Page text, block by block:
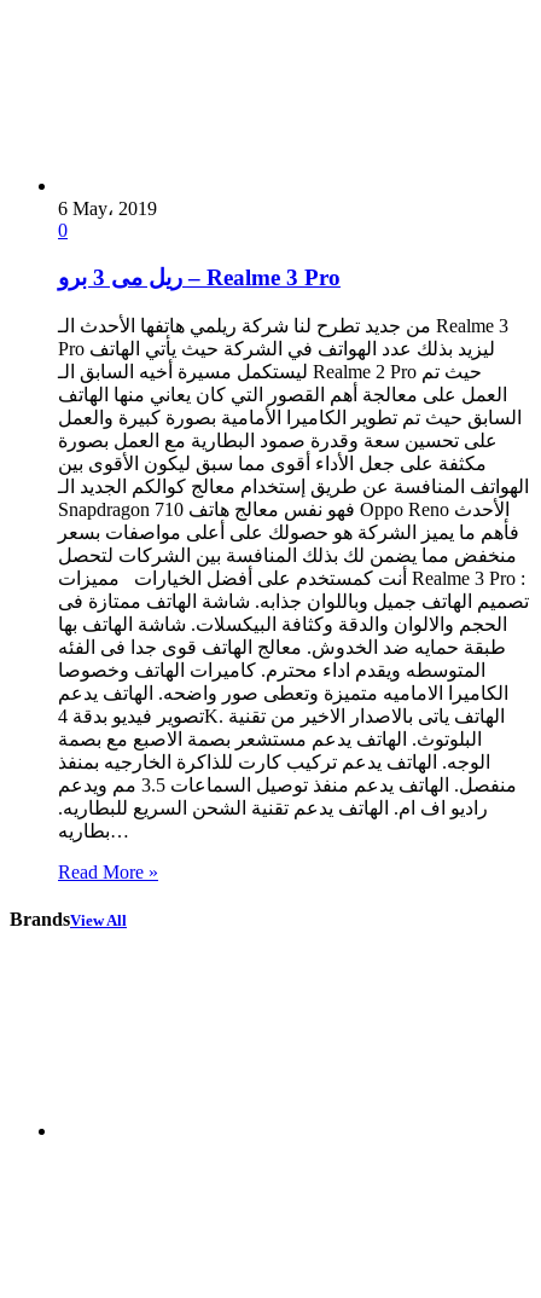
6 May، 2019
0
ريل مى 3 برو – Realme 3 Pro
من جديد تطرح لنا شركة ريلمي هاتفها الأحدث الـ Realme 3
Pro ليزيد بذلك عدد الهواتف في الشركة حيث يأتي الهاتف
ليستكمل مسيرة أخيه السابق الـ Realme 2 Pro حيث تم
العمل على معالجة أهم القصور التي كان يعاني منها الهاتف
السابق حيث تم تطوير الكاميرا الأمامية بصورة كبيرة والعمل
على تحسين سعة وقدرة صمود البطارية مع العمل بصورة
مكثفة على جعل الأداء أقوى مما سبق ليكون الأقوى بين
الهواتف المنافسة عن طريق إستخدام معالج كوالكم الجديد الـ
Snapdragon 710 فهو نفس معالج هاتف Oppo Reno الأحدث
فأهم ما يميز الشركة هو حصولك على أعلى مواصفات بسعر
منخفض مما يضمن لك بذلك المنافسة بين الشركات لتحصل
أنت كمستخدم على أفضل الخيارات مميزات Realme 3 Pro :
تصميم الهاتف جميل وباللوان جذابه. شاشة الهاتف ممتازة فى
الحجم والالوان والدقة وكثافة البيكسلات. شاشة الهاتف بها
طبقة حمايه ضد الخدوش. معالج الهاتف قوى جدا فى الفئه
المتوسطه ويقدم اداء محترم. كاميرات الهاتف وخصوصا
الكاميرا الاماميه متميزة وتعطى صور واضحه. الهاتف يدعم
تصوير فيديو بدقة 4K. الهاتف ياتى بالاصدار الاخير من تقنية
البلوتوث. الهاتف يدعم مستشعر بصمة الاصبع مع بصمة
الوجه. الهاتف يدعم تركيب كارت للذاكرة الخارجيه بمنفذ
منفصل. الهاتف يدعم منفذ توصيل السماعات 3.5 مم ويدعم
راديو اف ام. الهاتف يدعم تقنية الشحن السريع للبطاريه.
بطاريه…
Read More »
BrandsView All